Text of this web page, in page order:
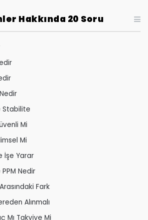
Hakkında 20 Soru
Stabilite
Mi
Mi
İşe Yarar
Nedir
Fark
Alınmalı
Mı Takviye Mi